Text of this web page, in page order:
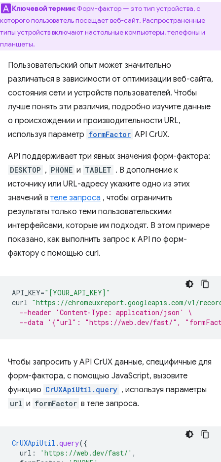
Ключевой термин: Форм-фактор — это тип устройства, с
которого пользователь посещает веб-сайт. Распространенные
типы устройств включают настольные компьютеры, телефоны и
планшеты.
Пользовательский опыт может значительно
различаться в зависимости от оптимизации веб-сайта,
состояния сети и устройств пользователей. Чтобы
лучше понять эти различия, подробно изучите данные
о происхождении и производительности URL,
используя параметр formFactor API CrUX.
API поддерживает три явных значения форм-фактора:
DESKTOP , PHONE и TABLET . В дополнение к
источнику или URL-адресу укажите одно из этих
значений в теле запроса , чтобы ограничить
результаты только теми пользовательскими
интерфейсами, которые им подходят. В этом примере
показано, как выполнить запрос к API по форм-
фактору с помощью curl.
API_KEY="[YOUR_API_KEY]"
curl "https://chromeuxreport.googleapis.com/v1/
--header 'Content-Type: application/json' \
--data '{"url": "https://web.dev/fast/",
Чтобы запросить у API CrUX данные, специфичные для
форм-фактора, с помощью JavaScript, вызовите
функцию CrUXApiUtil.query , используя параметры
url и formFactor в теле запроса.
CrUXApiUtil .query({
url : 'https://web.dev/fast/' ,